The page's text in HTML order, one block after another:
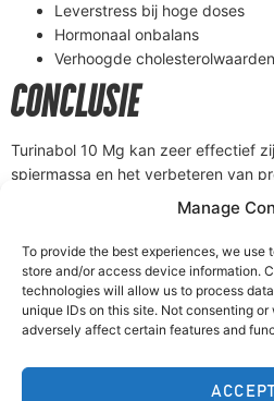
Manage
To provide the best experiences, we
store and/or access device information.
technologies will allow us to process
unique IDs on this site. Not consenting
adversely affect certain features and
Leverstress bij hoge doses
Hormonaal onbalans
Verhoogde cholesterolwaarden
CONCLUSIE
Turinabol 10 Mg kan zeer effectief
spiermassa en het verbeteren van
ingenomen. Houd rekening met de
cycles en mogelijke bijwerkingen.
raadzaam om uw huisarts of een
voor advies over het gebruik van
DOWNLOAD OUR